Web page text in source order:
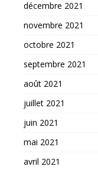
décembre 2021
novembre 2021
octobre 2021
septembre 2021
août 2021
juillet 2021
juin 2021
mai 2021
avril 2021